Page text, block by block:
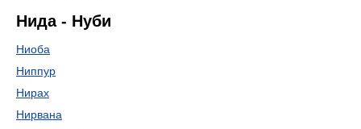
Нида - Нуби
Ниоба
Ниппур
Нирах
Нирвана